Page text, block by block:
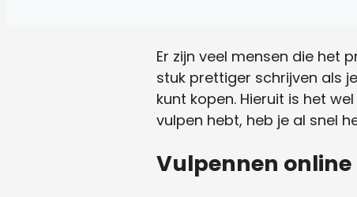
Er zijn veel mensen die het
stuk prettiger schrijven als
kunt kopen. Hieruit is het
vulpen hebt, heb je al snel
Vulpennen online